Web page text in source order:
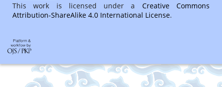
This work is licensed under a Creative Commons
Attribution-ShareAlike 4.0 International License.